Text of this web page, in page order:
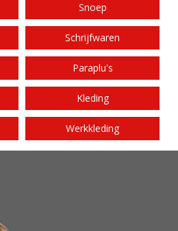
Snoep
Schrijfwaren
Paraplu's
Kleding
Werkkleding